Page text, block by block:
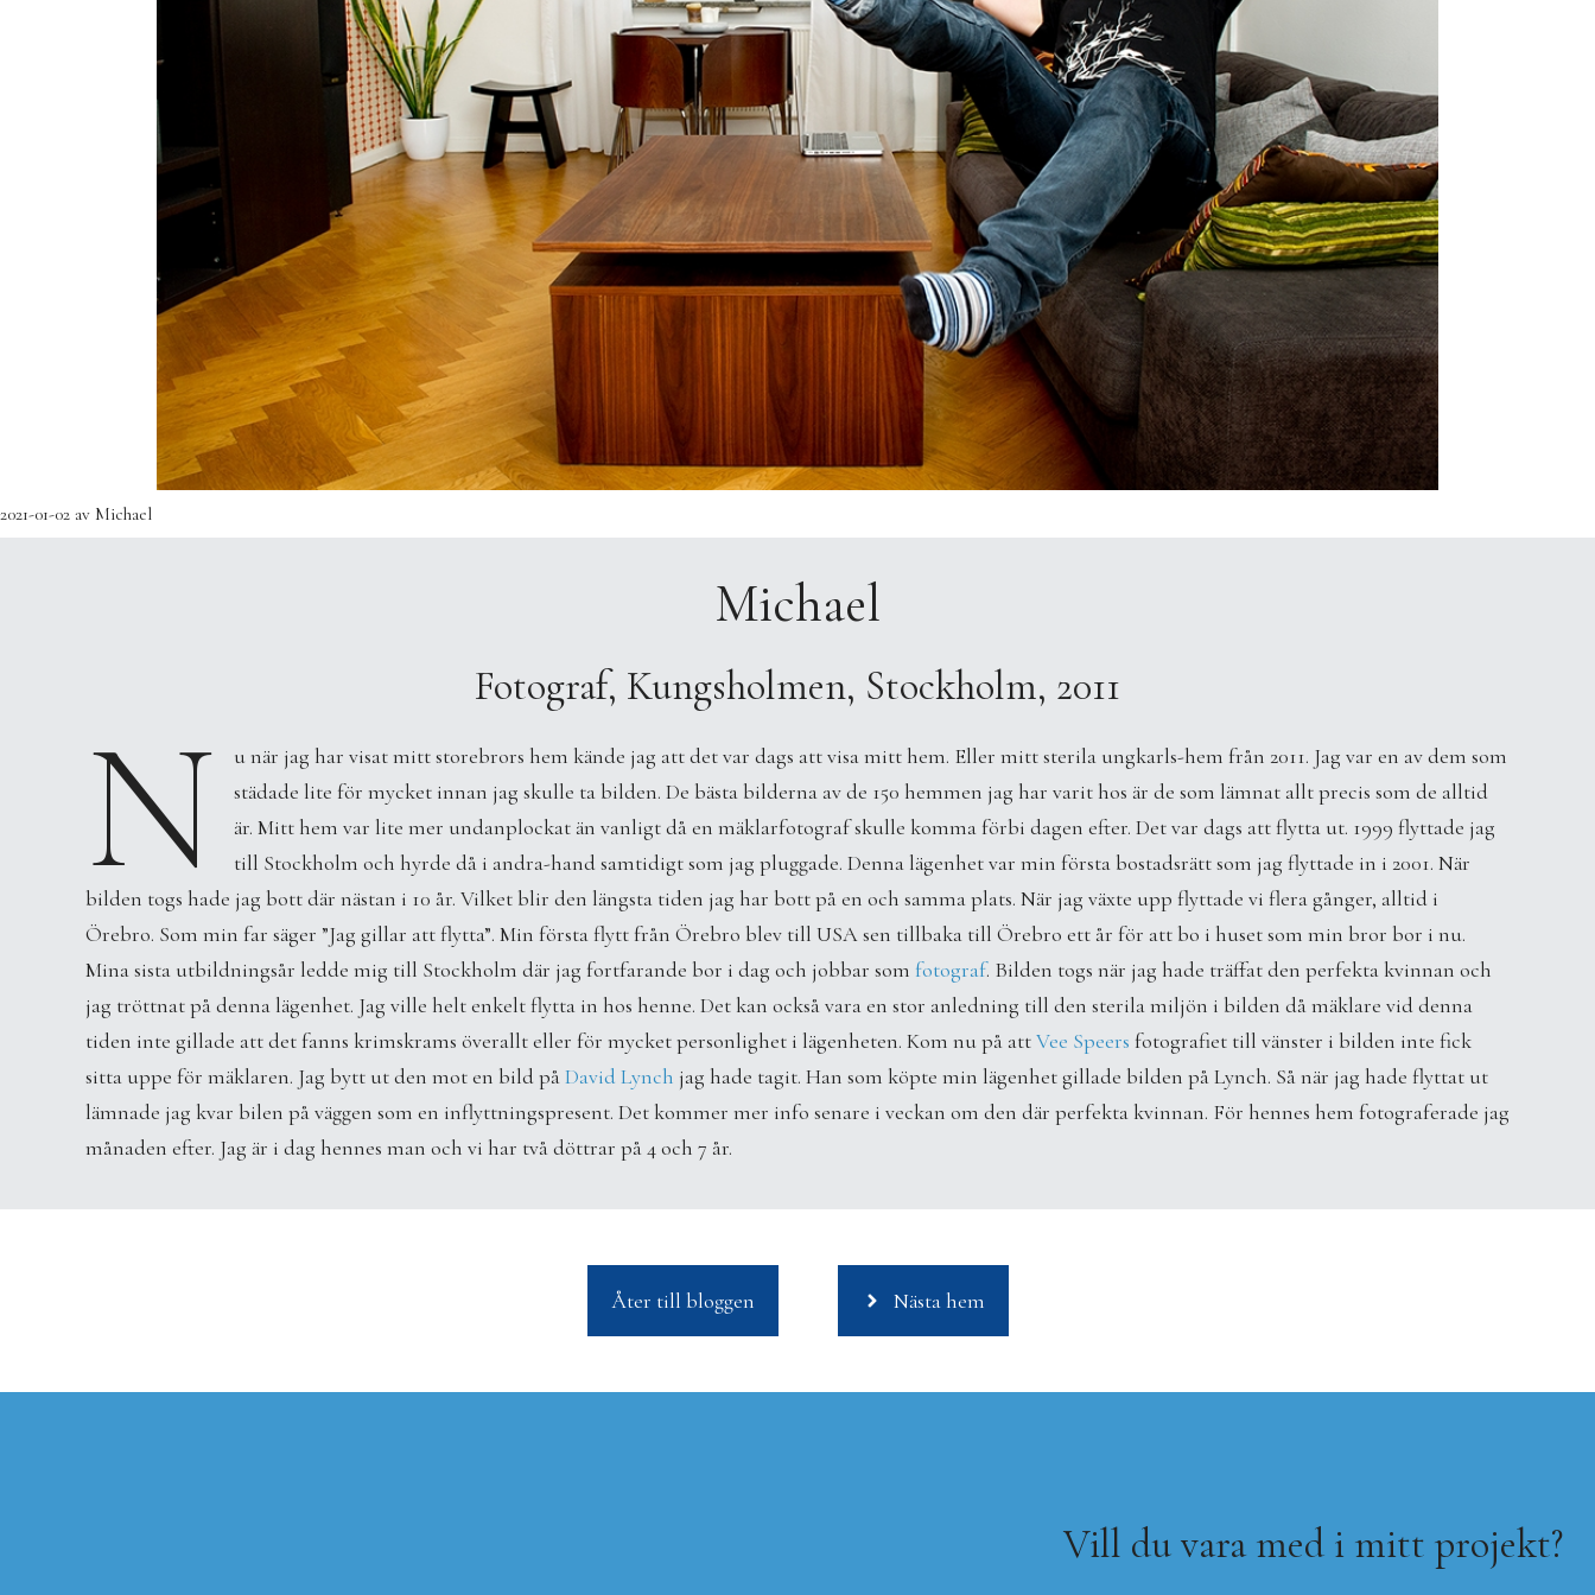
2021-01-02 av Michael
Michael
Fotograf, Kungsholmen, Stockholm, 2011
N
u när jag har visat mitt storebrors hem kände jag att det var dags att visa mitt hem. Eller mitt sterila ungkarls-hem från 2011. Jag var en av dem som
städade lite för mycket innan jag skulle ta bilden. De bästa bilderna av de 150 hemmen jag har varit hos är de som lämnat allt precis som de alltid
är. Mitt hem var lite mer undanplockat än vanligt då en mäklarfotograf skulle komma förbi dagen efter. Det var dags att flytta ut. 1999 flyttade jag
till Stockholm och hyrde då i andra-hand samtidigt som jag pluggade. Denna lägenhet var min första bostadsrätt som jag flyttade in i 2001. När
bilden togs hade jag bott där nästan i 10 år. Vilket blir den längsta tiden jag har bott på en och samma plats. När jag växte upp flyttade vi flera gånger, alltid i
Örebro. Som min far säger ”Jag gillar att flytta”. Min första flytt från Örebro blev till USA sen tillbaka till Örebro ett år för att bo i huset som min bror bor i nu.
Mina sista utbildningsår ledde mig till Stockholm där jag fortfarande bor i dag och jobbar som fotograf. Bilden togs när jag hade träffat den perfekta kvinnan och
jag tröttnat på denna lägenhet. Jag ville helt enkelt flytta in hos henne. Det kan också vara en stor anledning till den sterila miljön i bilden då mäklare vid denna
tiden inte gillade att det fanns krimskrams överallt eller för mycket personlighet i lägenheten. Kom nu på attVee Speers fotografiet till vänster i bilden inte fick
sitta uppe för mäklaren. Jag bytt ut den mot en bild påDavid Lynch jag hade tagit. Han som köpte min lägenhet gillade bilden på Lynch. Så när jag hade flyttat ut
lämnade jag kvar bilen på väggen som en inflyttningspresent. Det kommer mer info senare i veckan om den där perfekta kvinnan. För hennes hem fotograferade jag
månaden efter. Jag är i dag hennes man och vi har två döttrar på 4 och 7 år.
Åter till bloggen Nästa hem
Vill du vara med i mitt projekt?